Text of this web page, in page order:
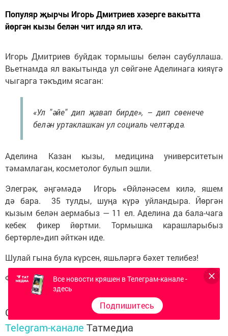
Популяр җырчы Игорь Дмитриев хәзерге вакытта
йөргән кызы белән чит илдә ял итә.
Игорь Дмитриев буйдак тормышы белән саубуллаша.
Вьетнамда ял вакытында ул сөйгәне Аделинага кияүгә
чыгарга тәкъдим ясаган:
«Ул "әйе" дип җавап бирде», – дип сөенече
белән уртаклашкан ул социаль челтәрдә.
Аделина Казан кызы, медицина университетын
тәмамлаган, косметолог булып эшли.
Элегрәк, әңгәмәдә Игорь «Өйләнәсем килә, яшем
дә бара. 35 тулды, шуңа күрә уйландыра. Йөргән
кызым белән аермабыз — 11 ел. Аделина да бала-чага
кебек фикер йөртми. Тормышка карашларыбыз
бертөрле»дип әйткән иде.
Шулай гына була күрсен, яшьләргә бәхет телибез!
Фото: видеодан скрин
Следите за самым важным и интересным в
Telegram-канале Татмедиа
Все новости кряшен в Телеграм-канале -
здесь
Подпишитесь